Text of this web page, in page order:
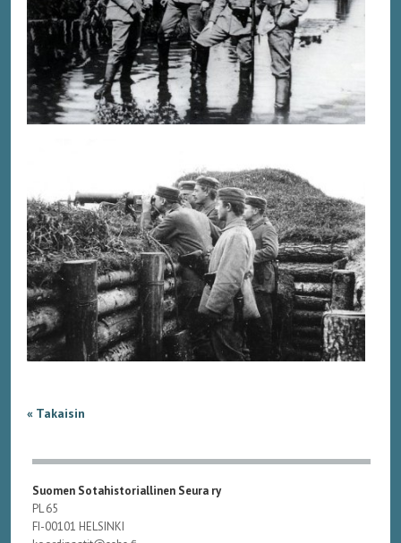
« Takaisin
Suomen Sotahistoriallinen Seura ry
PL 65
FI-00101 HELSINKI